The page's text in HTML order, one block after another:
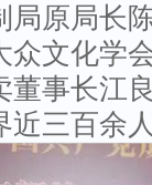
局原局长
众文化学
董事长江
三百余